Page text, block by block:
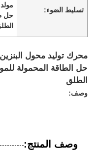
تسليط الضوء:
مولد
حل
حل الطاقة المحمولة
الطلق
وصف:
وصف المنتج: